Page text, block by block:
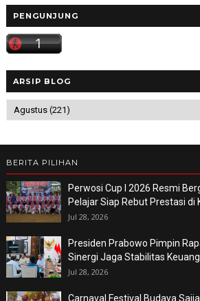
PENGUNJUNG
ARSIP BLOG
BERITA PILIHAN
Perwosi Cup I 2026 Resmi
Pelajar Siap Rebut Prestasi di
Jul 28, 2026
Presiden Prabowo Pimpin
Sinergi Jaga Stabilitas
Jul 28, 2026
Carnaval Festival Budaya